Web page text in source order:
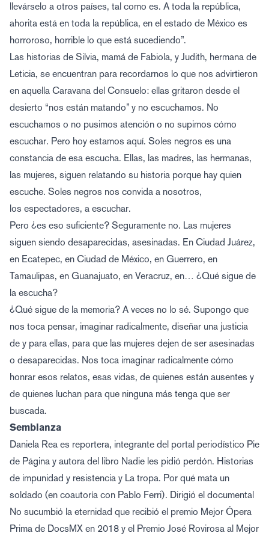
llevárselo a otros países, tal como es. A toda la república,
ahorita está en toda la república, en el estado de México es
horroroso, horrible lo que está sucediendo”.
Las historias de Silvia, mamá de Fabiola, y Judith, hermana de
Leticia, se encuentran para recordarnos lo que nos advirtieron
en aquella Caravana del Consuelo: ellas gritaron desde el
desierto “nos están matando” y no escuchamos. No
escuchamos o no pusimos atención o no supimos cómo
escuchar. Pero hoy estamos aquí. Soles negros es una
constancia de esa escucha. Ellas, las madres, las hermanas,
las mujeres, siguen relatando su historia porque hay quien
escuche. Soles negros nos convida a nosotros,
los espectadores, a escuchar.
Pero ¿es eso suficiente? Seguramente no. Las mujeres
siguen siendo desaparecidas, asesinadas. En Ciudad Juárez,
en Ecatepec, en Ciudad de México, en Guerrero, en
Tamaulipas, en Guanajuato, en Veracruz, en… ¿Qué sigue de
la escucha?
¿Qué sigue de la memoria? A veces no lo sé. Supongo que
nos toca pensar, imaginar radicalmente, diseñar una justicia
de y para ellas, para que las mujeres dejen de ser asesinadas
o desaparecidas. Nos toca imaginar radicalmente cómo
honrar esos relatos, esas vidas, de quienes están ausentes y
de quienes luchan para que ninguna más tenga que ser
buscada.
Semblanza
Daniela Rea es reportera, integrante del portal periodístico Pie
de Página y autora del libro Nadie les pidió perdón. Historias
de impunidad y resistencia y La tropa. Por qué mata un
soldado (en coautoría con Pablo Ferri). Dirigió el documental
No sucumbió la eternidad que recibió el premio Mejor Ópera
Prima de DocsMX en 2018 y el Premio José Rovirosa al Mejor